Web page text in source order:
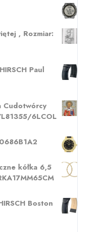
, Rozmiar:
Paul
Cudotwórcy
6LCOL
kółka 6,5
Boston